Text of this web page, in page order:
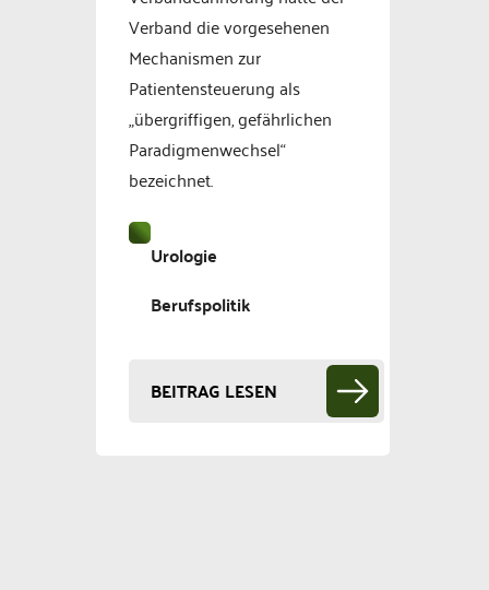
Verband die vorgesehenen
Mechanismen zur
Patientensteuerung als
„übergriffigen, gefährlichen
Paradigmenwechsel“
bezeichnet.
Urologie
Berufspolitik
BEITRAG LESEN